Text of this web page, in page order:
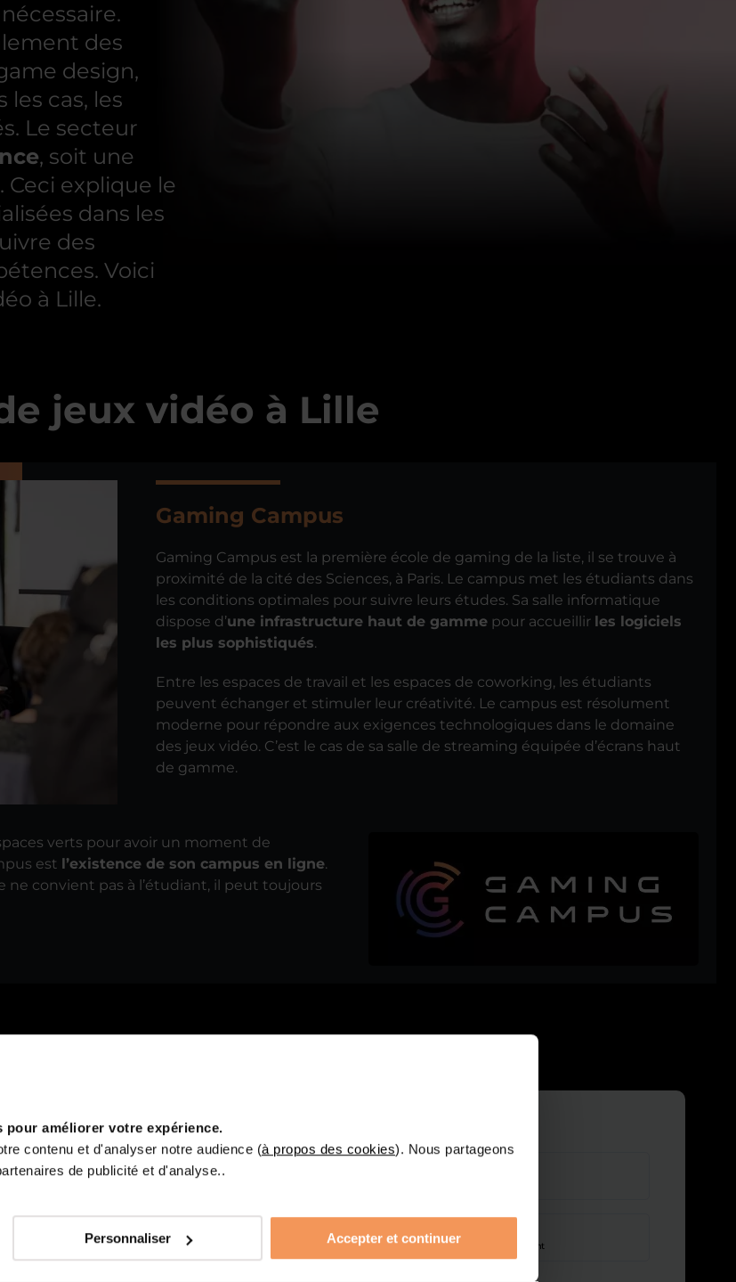
améliorer votre expérience.
contenu et d'analyser notre audience (à propos des cookies). Nous partageons
de publicité et d'analyse..
Personnaliser Accepter et continuer
des
design,
les cas, les
Le secteur
, soit une
Ceci explique le
dans les
des
Voici
à Lille.
jeux vidéo à Lille
Gaming Campus
Gaming Campus est la première école de gaming de la liste, il se trouve à
proximité de la cité des Sciences, à Paris. Le campus met les étudiants dans
les conditions optimales pour suivre leurs études. Sa salle informatique
dispose d’une infrastructure haut de gamme pour accueillir les logiciels
les plus sophistiqués.
Entre les espaces de travail et les espaces de coworking, les étudiants
peuvent échanger et stimuler leur créativité. Le campus est résolument
moderne pour répondre aux exigences technologiques dans le domaine
des jeux vidéo. C’est le cas de sa salle de streaming équipée d’écrans haut
de gamme.
verts pour avoir un moment de
est l’existence de son campus en ligne.
ne convient pas à l’étudiant, il peut toujours
Vous êtes :
Collégien·e
Étudiant·e
en poursuite d’étude
Parent
en recherche pour mon enfant